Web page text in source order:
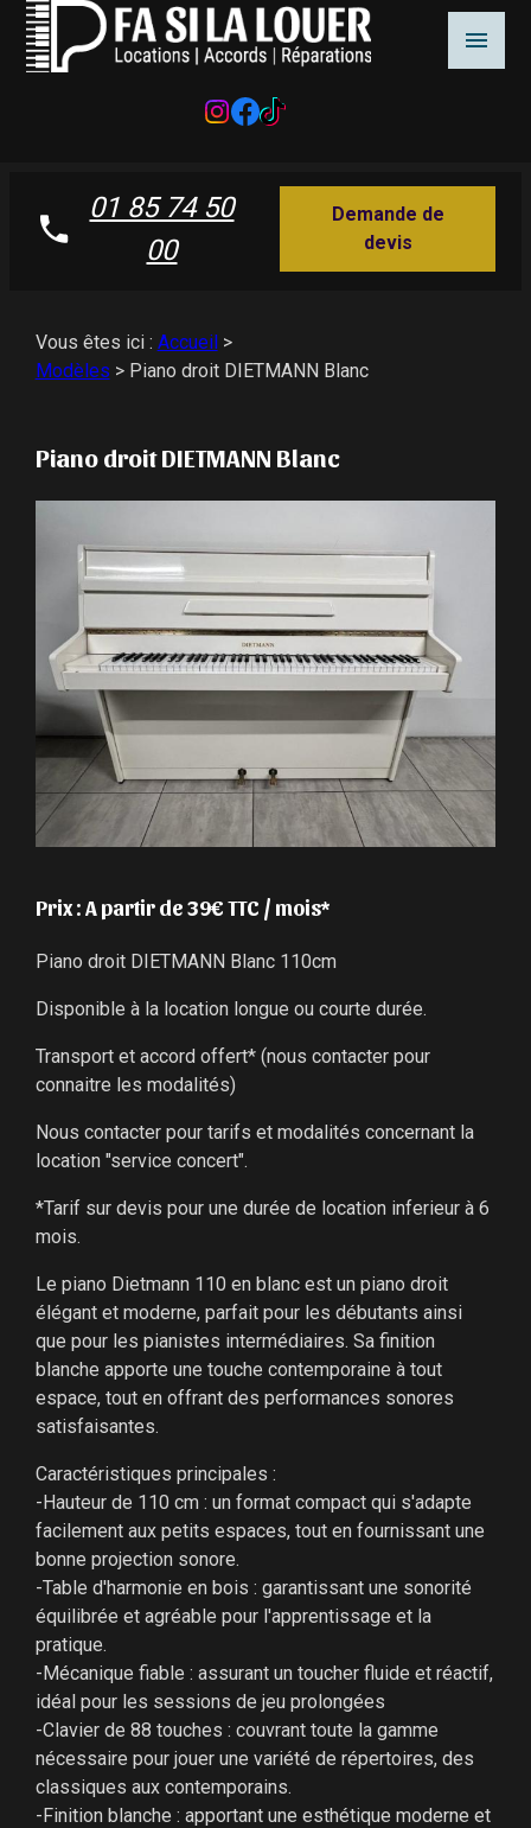
01 85 74 50
00
Demande de
devis
Vous êtes ici : Accueil>
Modèles > Piano droit DIETMANN Blanc
Piano droit DIETMANN Blanc
Prix : A partir de 39€ TTC / mois*
Piano droit DIETMANN Blanc 110cm
Disponible à la location longue ou courte durée.
Transport et accord offert* (nous contacter pour
connaitre les modalités)
Nous contacter pour tarifs et modalités concernant la
location "service concert".
*Tarif sur devis pour une durée de location inferieur à 6
mois.
Le piano Dietmann 110 en blanc est un piano droit
élégant et moderne, parfait pour les débutants ainsi
que pour les pianistes intermédiaires. Sa finition
blanche apporte une touche contemporaine à tout
espace, tout en offrant des performances sonores
satisfaisantes.
Caractéristiques principales :
-Hauteur de 110 cm : un format compact qui s'adapte
facilement aux petits espaces, tout en fournissant une
bonne projection sonore.
-Table d'harmonie en bois : garantissant une sonorité
équilibrée et agréable pour l'apprentissage et la
pratique.
-Mécanique fiable : assurant un toucher fluide et réactif,
idéal pour les sessions de jeu prolongées
-Clavier de 88 touches : couvrant toute la gamme
nécessaire pour jouer une variété de répertoires, des
classiques aux contemporains.
-Finition blanche : apportant une esthétique moderne et